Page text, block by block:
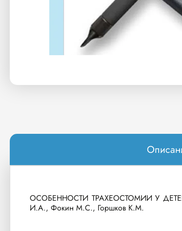
ОСОБЕННОСТИ ТРАХЕОСТОМИИ У ДЕТЕЙ
И.А., Фокин М.С., Горшков К.М.